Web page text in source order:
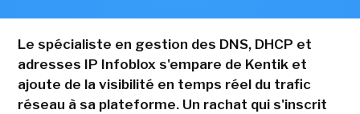
Le spécialiste en gestion des DNS, DHCP et
adresses IP Infoblox s'empare de Kentik et
ajoute de la visibilité en temps réel du trafic
réseau à sa plateforme. Un rachat qui s'inscrit